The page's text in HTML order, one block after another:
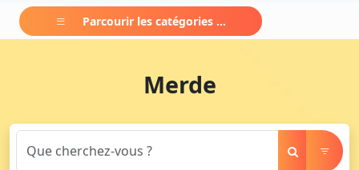
Parcourir les catégories ...
Merde